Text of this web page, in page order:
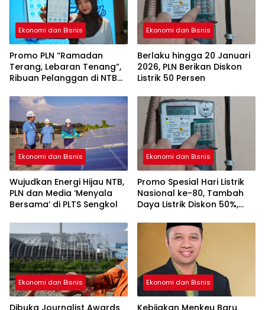
Ekonomi dan Bisnis
Promo PLN “Ramadan
Terang, Lebaran Tenang”,
Ribuan Pelanggan di NTB
Tambah Daya
Ekonomi dan Bisnis
Berlaku hingga 20 Januari
2026, PLN Berikan Diskon
Listrik 50 Persen
Ekonomi dan Bisnis
Wujudkan Energi Hijau NTB,
PLN dan Media ‘Menyala
Bersama’ di PLTS Sengkol
Ekonomi dan Bisnis
Promo Spesial Hari Listrik
Nasional ke-80, Tambah
Daya Listrik Diskon 50%,
Programnya!
Ekonomi dan Bisnis Ekonomi dan Bisnis